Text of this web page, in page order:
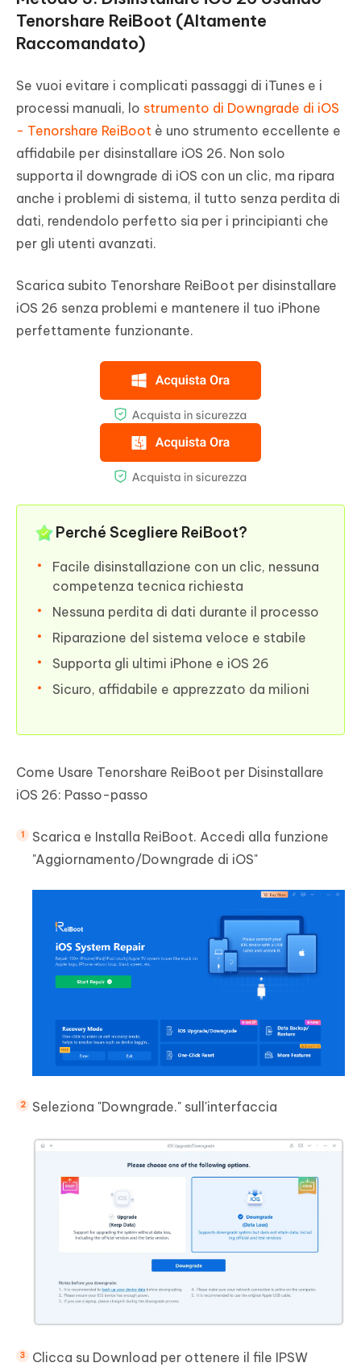
Tenorshare ReiBoot (Altamente
Raccomandato)
Se vuoi evitare i complicati passaggi di iTunes e i
processi manuali, lo strumento di Downgrade di iOS
- Tenorshare ReiBoot è uno strumento eccellente e
affidabile per disinstallare iOS 26. Non solo
supporta il downgrade di iOS con un clic, ma ripara
anche i problemi di sistema, il tutto senza perdita di
dati, rendendolo perfetto sia per i principianti che
per gli utenti avanzati.
Scarica subito Tenorshare ReiBoot per disinstallare
iOS 26 senza problemi e mantenere il tuo iPhone
perfettamente funzionante.
Perché Scegliere ReiBoot?
Facile disinstallazione con un clic, nessuna
competenza tecnica richiesta
Nessuna perdita di dati durante il processo
Riparazione del sistema veloce e stabile
Supporta gli ultimi iPhone e iOS 26
Sicuro, affidabile e apprezzato da milioni
Come Usare Tenorshare ReiBoot per Disinstallare
iOS 26: Passo-passo
Scarica e Installa ReiBoot. Accedi alla funzione
"Aggiornamento/Downgrade di iOS"
Seleziona "Downgrade." sull'interfaccia
Clicca su Download per ottenere il file IPSW